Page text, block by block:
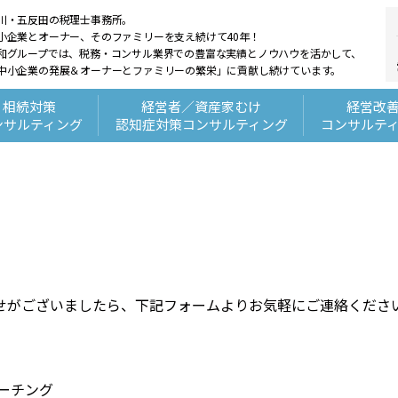
・五反田の税理士事務所。
企業とオーナー、そのファミリーを支え続けて40年！
グループでは、税務・コンサル業界での豊富な実績とノウハウを活かして、
中小企業の発展＆オーナーとファミリーの繁栄」に貢献し続けています。
相続対策
サルティング
経営者／資産家むけ
認知症対策コンサルティング
経営改
コンサルテ
ございましたら、下記フォームよりお気軽にご連絡くださ
チング